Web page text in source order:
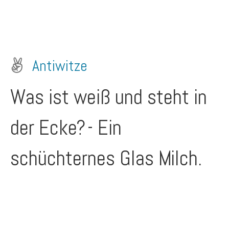
Antiwitze
Was ist weiß und steht in
der Ecke?- Ein
schüchternes Glas Milch.